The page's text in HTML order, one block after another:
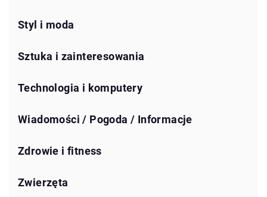
Styl i moda
Sztuka i zainteresowania
Technologia i komputery
Wiadomości / Pogoda / Informacje
Zdrowie i fitness
Zwierzęta